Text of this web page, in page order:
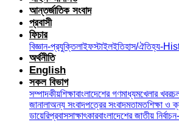
আন্তর্জাতিক সংবাদ
প্রবাসী
ফিচার
বিজ্ঞান-প্রযুক্তিলাইফস্টাইলইতিহাস/ঐতিহ্য-
অর্থনীতি
English
সকল বিভাগ
সম্পাদকীয়শিক্ষাবাংলাদেশের গণমাধ্যমখেলার খবর
জানালাঅন্য সংবাদপত্রের সংবাদমতামতশিক্ষা ও
ডায়েরিপ্রবাসসাক্ষাৎকারবাংলাদেশের জাতীয়